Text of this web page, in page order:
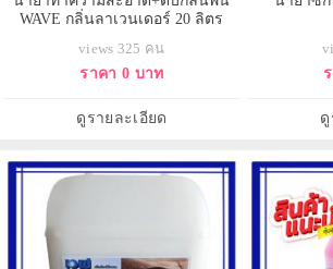
WAVE กลิ่นลาเวนเดอร์ 20 ลิตร
views 325 คน
ราคา 0 บาท
ดูรายละเอียด ดู